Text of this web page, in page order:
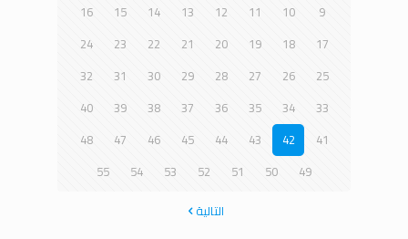
9
10
11
12
13
14
15
16
17
18
19
20
21
22
23
24
25
26
27
28
29
30
31
32
33
34
35
36
37
38
39
40
41
42
43
44
45
46
47
48
49
50
51
52
53
54
55
التالية